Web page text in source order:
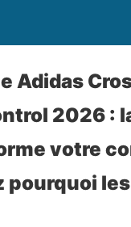
Adidas
2026 :
votre
pourquoi